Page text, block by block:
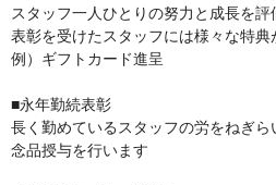
スタッフ一人ひとりの努力と成長を評
表彰を受けたスタッフには様々な特典
例）ギフトカード進呈
■永年勤続表彰
長く勤めているスタッフの労をねぎ
念品授与を行います